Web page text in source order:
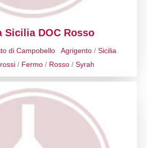
Sicilia DOC Rosso
di Campobello Agrigento/ Sicilia
/ Fermo / Rosso / Syrah